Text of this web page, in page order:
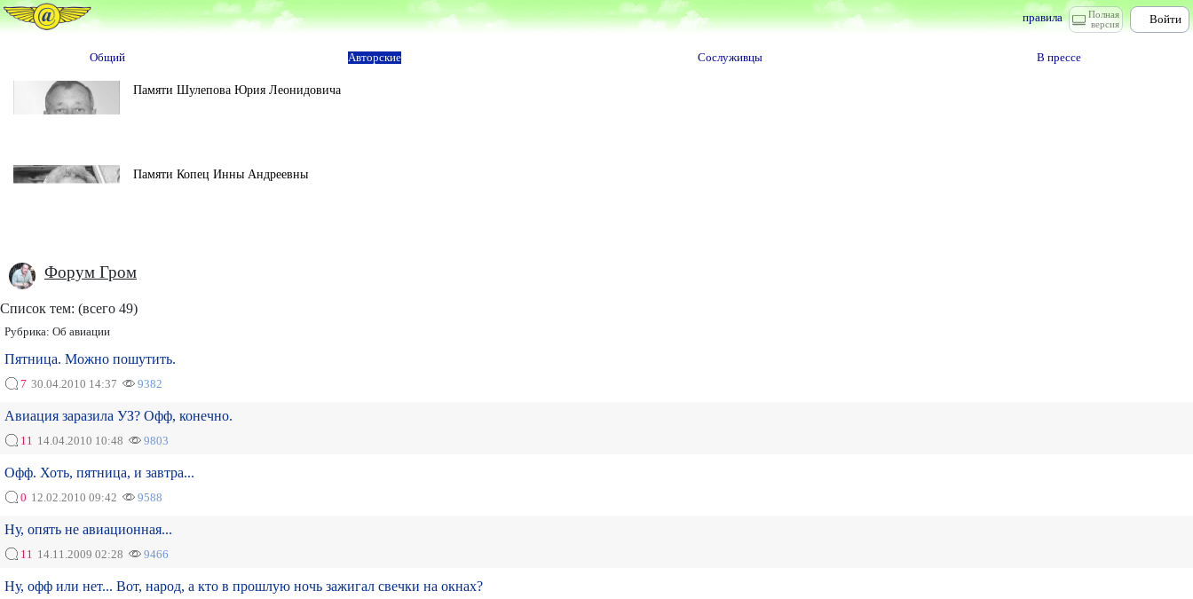
Полная
версия
правила Войти
Общий Авторские Сослуживцы В прессе
Памяти Шулепова Юрия Леонидовича
Памяти Копец Инны Андреевны
Форум Гром
Список тем: (всего 49)
Рубрика: Об авиации
Пятница. Можно пошутить.
7 30.04.2010 14:37 9382
Авиация заразила УЗ? Офф, конечно.
11 14.04.2010 10:48 9803
Офф. Хоть, пятница, и завтра...
0 12.02.2010 09:42 9588
Ну, опять не авиационная...
11 14.11.2009 02:28 9466
Ну, офф или нет... Вот, народ, а кто в прошлую ночь зажигал свечки на окнах?